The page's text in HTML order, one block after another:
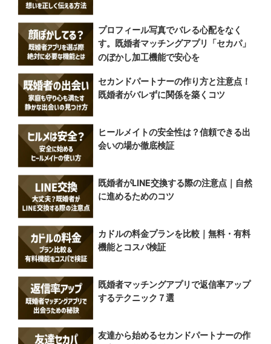
プロフィール写真でバレる心配をなく
す。既婚者マッチングアプリ「セカパ」
のぼかし加工機能で安心を
セカンドパートナーの作り方と注意点！
既婚者がバレずに関係を築くコツ
ヒールメイトの安全性は？信頼できる出
会いの場か徹底検証
既婚者がLINE交換する際の注意点｜自然
に進めるためのコツ
カドルの料金プランを比較｜無料・有料
機能とコスパ検証
既婚者マッチングアプリで返信率アップ
するテクニック７選
友達から始めるセカンドパートナーの作